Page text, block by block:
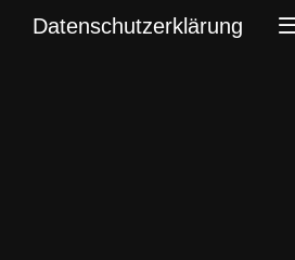
Datenschutzerklärung